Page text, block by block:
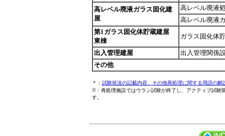
高レベル廃液ガラス固化建
屋
高レベル廃液
高レベル廃液
第1ガラス固化体貯蔵建屋
東棟
ガラス固化体
出入管理建屋
出入管理関係
その他
＊： 試験状況の記載内容、その他再処理に関する用語の
※：再処理施設ではウラン試験が終了し、アクティブ試験
す。